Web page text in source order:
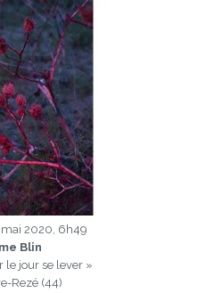
2020, 6h49
Blin
le jour se lever »
Rezé (44)